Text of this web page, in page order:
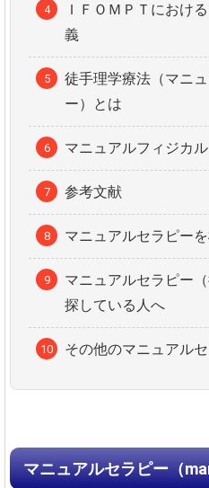
ＩＦＯＭＰＴにおけ
義
徒手理学療法（マニ
ー）とは
マニュアルフィジカ
参考文献
マニュアルセラピー
マニュアルセラピー
探している人へ
その他のマニュアル
マニュアルセラピー（